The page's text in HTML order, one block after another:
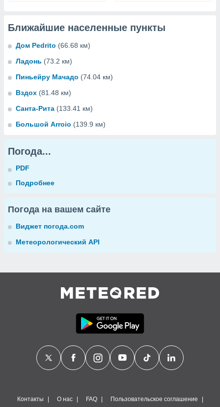
Ближайшие населенные пункты
Дом Pedrito (66.68 км)
Ладонь (73.2 км)
Пиньейру Мачадо (74.04 км)
Вздох (81.48 км)
Санта-Рита (133.41 км)
Большой Arroio (139.9 км)
Погода...
PDF
Подробнее
Погода на вашем сайте
Виджет погода.com
Метеорологический API
Контакты О нас FAQ Пользовательское соглашение